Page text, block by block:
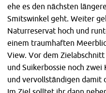
ehe es den nächsten
Smitswinkel geht. Weiter
Naturreservat hoch und
einem traumhaften
View. Vor dem Zielabschnitt
und Suikerbossie noch zwei
und vervollständigen damit